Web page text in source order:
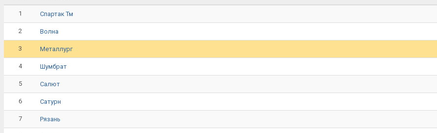
1 Спартак Тм
2 Волна
3 Металлург
4 Шумбрат
5 Салют
6 Сатурн
7 Рязань